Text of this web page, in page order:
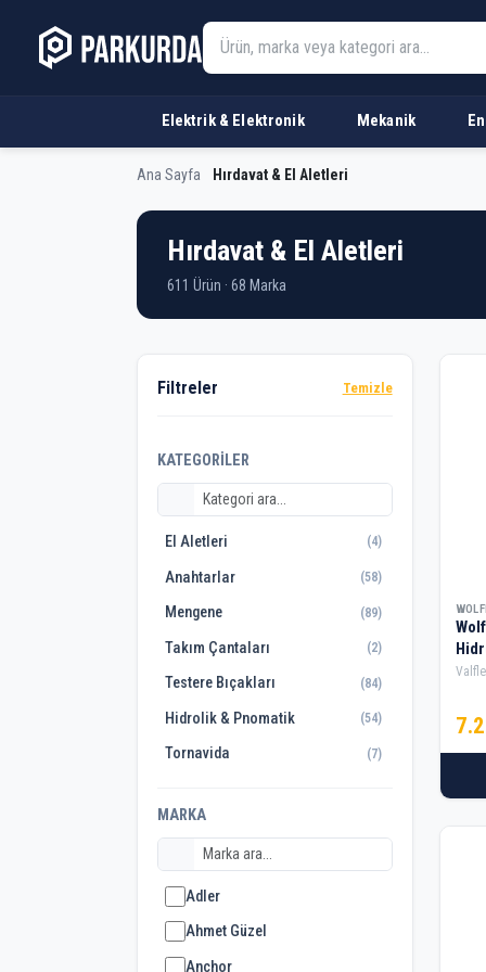
Elektrik & Elektronik Mekanik
Ana Sayfa Hırdavat & El Aletleri
Hırdavat & El Aletleri
611 Ürün · 68 Marka
Filtreler Temizle
KATEGORILER
El Aletleri (4)
Anahtarlar (58)
Mengene (89)
Takım Çantaları (2)
Testere Bıçakları (84)
Hidrolik & Pnomatik (54)
Tornavida (7)
Yan Keski
Raspalar
Pense
Havalı El Aletleri
Şerit Metreler
MARKA
Adler
Ahmet Güzel
Anchor